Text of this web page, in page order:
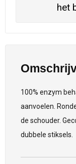
het
100% enzym
aanvoelen.
de schouder.
dubbele stiksels.